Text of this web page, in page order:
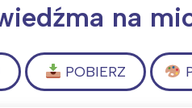
na
POBIERZ